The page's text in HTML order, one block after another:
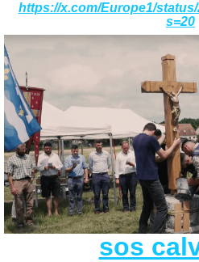
https://x.com/Europe1/status/
s=20
sos